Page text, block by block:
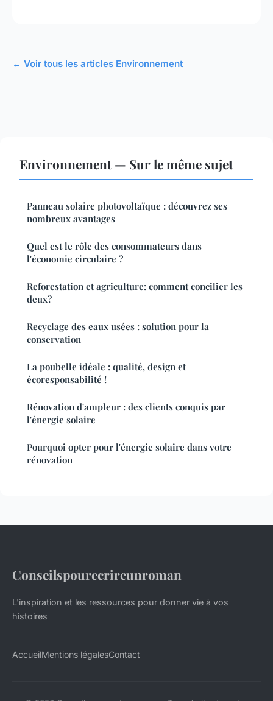
← Voir tous les articles Environnement
Environnement — Sur le même sujet
Panneau solaire photovoltaïque : découvrez ses
nombreux avantages
Quel est le rôle des consommateurs dans
l'économie circulaire ?
Reforestation et agriculture: comment concilier les
deux?
Recyclage des eaux usées : solution pour la
conservation
La poubelle idéale : qualité, design et
écoresponsabilité !
Rénovation d'ampleur : des clients conquis par
l'énergie solaire
Pourquoi opter pour l'énergie solaire dans votre
rénovation
Conseilspourecrireunroman
L'inspiration et les ressources pour donner vie à vos
histoires
AccueilMentions légalesContact